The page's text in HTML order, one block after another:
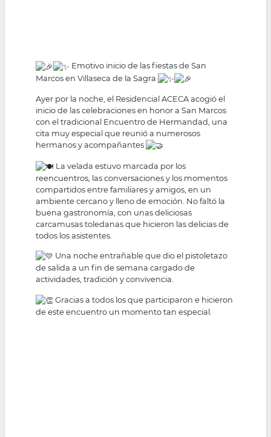
Emotivo inicio de las fiestas de San
Marcos en Villaseca de la Sagra
Ayer por la noche, el Residencial ACECA acogió el
inicio de las celebraciones en honor a San Marcos
con el tradicional Encuentro de Hermandad, una
cita muy especial que reunió a numerosos
hermanos y acompañantes
La velada estuvo marcada por los
reencuentros, las conversaciones y los momentos
compartidos entre familiares y amigos, en un
ambiente cercano y lleno de emoción. No faltó la
buena gastronomía, con unas deliciosas
carcamusas toledanas que hicieron las delicias de
todos los asistentes.
Una noche entrañable que dio el pistoletazo
de salida a un fin de semana cargado de
actividades, tradición y convivencia.
Gracias a todos los que participaron e hicieron
de este encuentro un momento tan especial.